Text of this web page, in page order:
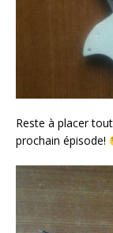
Reste à placer
prochain épisode!